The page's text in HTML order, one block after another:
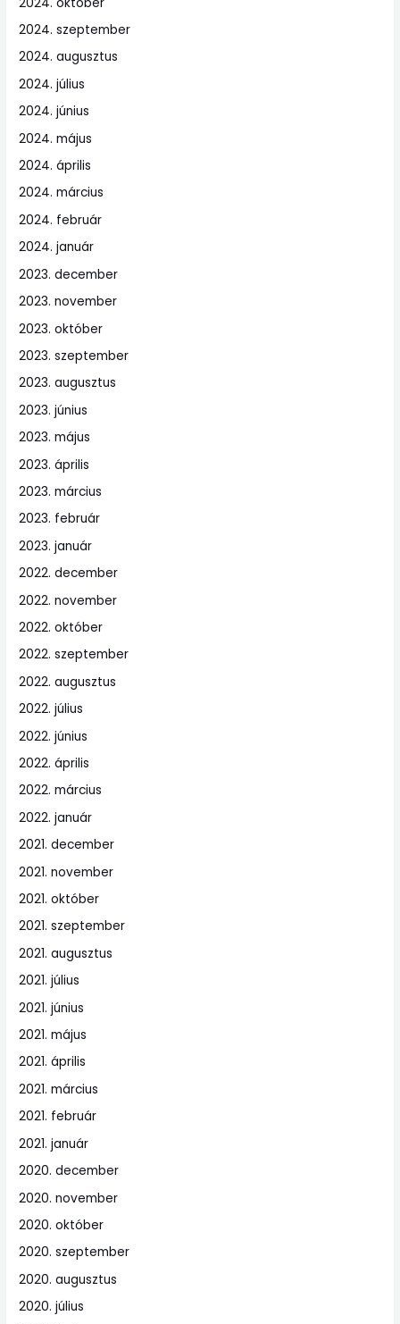
2024. szeptember
2024. augusztus
2024. július
2024. június
2024. május
2024. április
2024. március
2024. február
2024. január
2023. december
2023. november
2023. október
2023. szeptember
2023. augusztus
2023. június
2023. május
2023. április
2023. március
2023. február
2023. január
2022. december
2022. november
2022. október
2022. szeptember
2022. augusztus
2022. július
2022. június
2022. április
2022. március
2022. január
2021. december
2021. november
2021. október
2021. szeptember
2021. augusztus
2021. július
2021. június
2021. május
2021. április
2021. március
2021. február
2021. január
2020. december
2020. november
2020. október
2020. szeptember
2020. augusztus
2020. július